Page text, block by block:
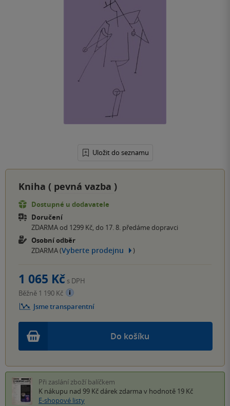
Uložit do seznamu
Kniha ( pevná vazba )
Dostupné u dodavatele
Doručení
ZDARMA od 1299 Kč, do 17. 8. předáme dopravci
Osobní odběr
ZDARMA (Vyberte prodejnu )
Do košíku
1 065 Kč s DPH
Běžně 1 190 Kč
Jsme transparentní
Při zaslání zboží balíčkem
K nákupu nad 99 Kč dárek zdarma v hodnotě 19 Kč
E-shopové listy